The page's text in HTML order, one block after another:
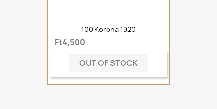
100 Korona 1920
Ft4,500
OUT OF STOCK